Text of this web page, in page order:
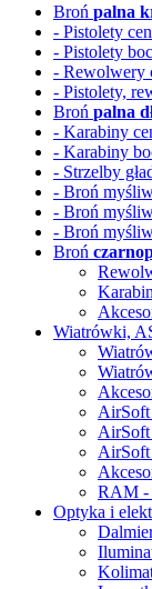
Broń palna
- Pistolety
- Pistolety
- Rewolwery
- Pistolety,
Broń palna
- Karabiny
- Karabiny
- Strzelby
- Broń
- Broń
- Broń
Broń
Wiatrówki,
AirSoft
AirSoft
RAM -
Optyka i